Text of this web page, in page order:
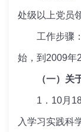
处级以上党员
工作步骤：
始，到2009年
（一）关
1．10月18-
入学习实践科